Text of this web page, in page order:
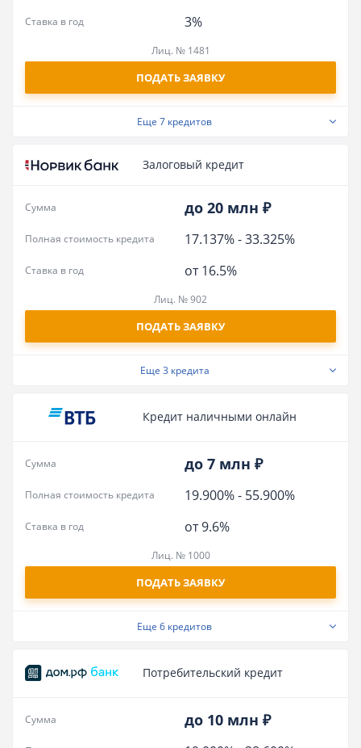
3%
Ставка в год
Лиц. № 1481
ПОДАТЬ ЗАЯВКУ
Еще 7 кредитов
Залоговый кредит
до 20 млн ₽
Сумма
17.137%-33.325%
Полная стоимость кредита
от 16.5%
Ставка в год
Лиц. № 902
ПОДАТЬ ЗАЯВКУ
Еще 3 кредита
Кредит наличными онлайн
до 7 млн ₽
Сумма
19.900%- 55.900%
Полная стоимость кредита
от 9.6%
Ставка в год
Лиц. № 1000
ПОДАТЬ ЗАЯВКУ
Еще 6 кредитов
Потребительский кредит
до 10 млн ₽
Сумма